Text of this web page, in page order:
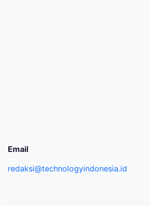
Email
redaksi@technologyindonesia.id